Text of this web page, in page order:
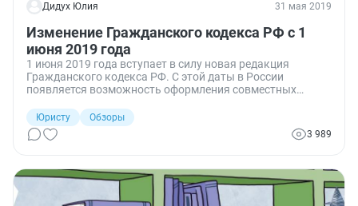
Дидух Юлия 31 мая 2019
Изменение Гражданского кодекса РФ с 1
июня 2019 года
1 июня 2019 года вступает в силу новая редакция
Гражданского кодекса РФ. С этой даты в России
появляется возможность оформления совместных
договоров всеми гражданами. Фактически это первый
этап реформы наследственного права.
Юристу
Обзоры
3 989